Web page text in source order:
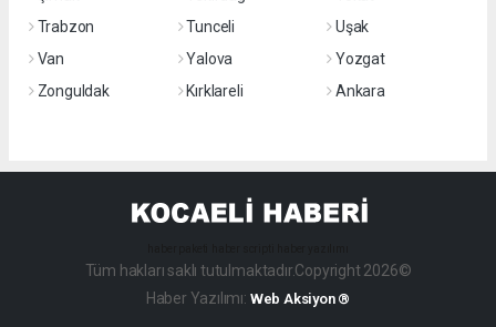
Trabzon
Tunceli
Uşak
Van
Yalova
Yozgat
Zonguldak
Kırklareli Ankara
Tüm hakları saklı tutulmaktadır.Copyright 2026©
Haber Yazılımı: Web Aksiyon ®